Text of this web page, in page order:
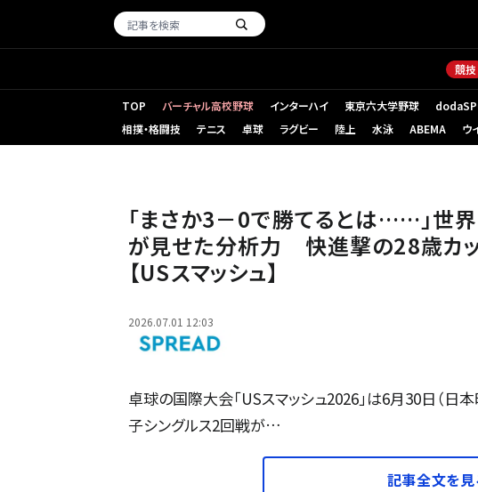
競技
TOP バーチャル高校野球 インターハイ 東京六大学野球 （新しい
相撲・格闘技
テニス 卓球 ラグビー 陸上 水泳 ABEMA ウ
「まさか3－0で勝てるとは……」世
が見せた分析力 快進撃の28歳カッ
【USスマッシュ】
2026.07.01 12:03
卓球の国際大会「USスマッシュ2026」は6月30日（日
子シングルス2回戦が…
記事全文を見